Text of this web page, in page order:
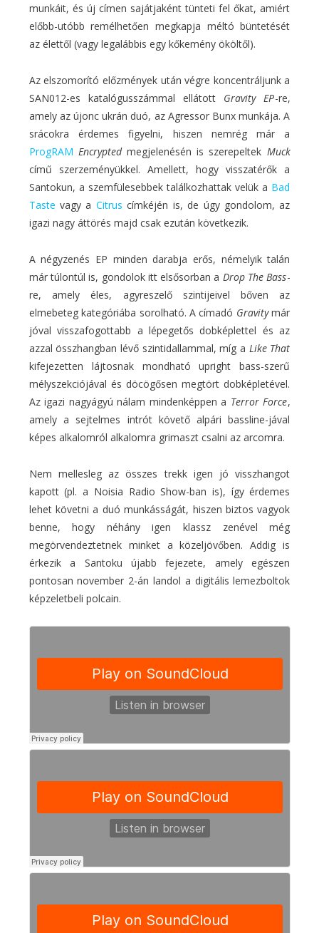
munkáit, és új címen sajátjaként tünteti fel őkat, amiért
előbb-utóbb remélhetően megkapja méltó büntetését
az élettől (vagy legalábbis egy kőkemény ököltől).
Az elszomorító előzmények után végre koncentráljunk a
SAN012-es katalógusszámmal ellátott Gravity EP-re,
amely az újonc ukrán duó, az Agressor Bunx munkája. A
srácokra érdemes figyelni, hiszen nemrég már a
ProgRAM Encryptedmegjelenésén is szerepeltek Muck
című szerzeményükkel. Amellett, hogy visszatérők a
Santokun, a szemfülesebbek találkozhattak velük a Bad
Taste vagy a Citrus címkéjén is, de úgy gondolom, az
igazi nagy áttörés majd csak ezután következik.
A négyzenés EP minden darabja erős, némelyik talán
már túlontúl is, gondolok itt elsősorban a Drop The Bass-
re, amely éles, agyreszelő szintijeivel bőven az
elmebeteg kategóriába sorolható. A címadó Gravitymár
jóval visszafogottabb a lépegetős dobképlettel és az
azzal összhangban lévő szintidallammal, míg a Like That
kifejezetten lájtosnak mondható upright bass-szerű
mélyszekciójával és döcögősen megtört dobképletével.
Az igazi nagyágyú nálam mindenképpen a Terror Force,
amely a sejtelmes intrót követő alpári bassline-jával
képes alkalomról alkalomra grimaszt csalni az arcomra.
Nem mellesleg az összes trekk igen jó visszhangot
kapott (pl. a Noisia Radio Show-ban is), így érdemes
lehet követni a duó munkásságát, hiszen biztos vagyok
benne, hogy néhány igen klassz zenével még
megörvendeztetnek minket a közeljövőben. Addig is
érkezik a Santoku újabb fejezete, amely egészen
pontosan november 2-án landol a digitális lemezboltok
képzeletbeli polcain.